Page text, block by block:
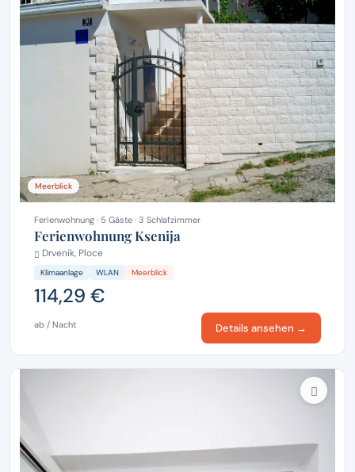
Meerblick
Ferienwohnung · 5 Gäste · 3 Schlafzimmer
Ferienwohnung Ksenija
Drvenik, Ploce
Klimaanlage WLAN Meerblick
114,29 €
ab / Nacht Details ansehen →